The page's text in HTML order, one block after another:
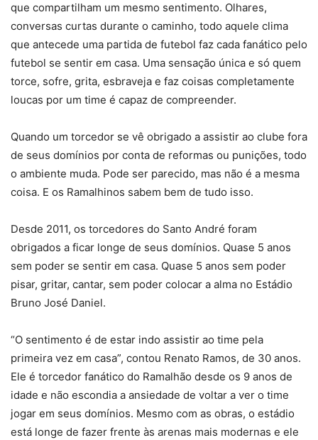
que compartilham um mesmo sentimento. Olhares,
conversas curtas durante o caminho, todo aquele clima
que antecede uma partida de futebol faz cada fanático pelo
futebol se sentir em casa. Uma sensação única e só quem
torce, sofre, grita, esbraveja e faz coisas completamente
loucas por um time é capaz de compreender.
Quando um torcedor se vê obrigado a assistir ao clube fora
de seus domínios por conta de reformas ou punições, todo
o ambiente muda. Pode ser parecido, mas não é a mesma
coisa. E os Ramalhinos sabem bem de tudo isso.
Desde 2011, os torcedores do Santo André foram
obrigados a ficar longe de seus domínios. Quase 5 anos
sem poder se sentir em casa. Quase 5 anos sem poder
pisar, gritar, cantar, sem poder colocar a alma no Estádio
Bruno José Daniel.
“O sentimento é de estar indo assistir ao time pela
primeira vez em casa”, contou Renato Ramos, de 30 anos.
Ele é torcedor fanático do Ramalhão desde os 9 anos de
idade e não escondia a ansiedade de voltar a ver o time
jogar em seus domínios. Mesmo com as obras, o estádio
está longe de fazer frente às arenas mais modernas e ele